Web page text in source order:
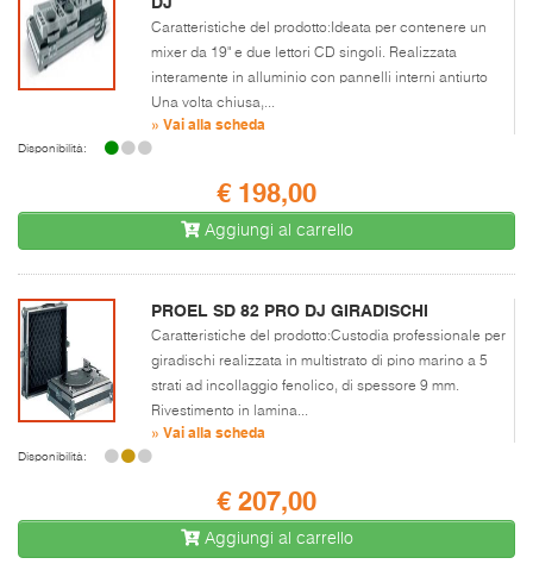
Caratteristiche del prodotto:Ideata per contenere un
mixer da 19" e due lettori CD singoli. Realizzata
interamente in alluminio con pannelli interni antiurto
Una volta chiusa,...
» Vai alla scheda
Disponibilità:
€ 198,00
Aggiungi al carrello
PROEL SD 82 PRO DJ GIRADISCHI
Caratteristiche del prodotto:Custodia professionale per
giradischi realizzata in multistrato di pino marino a 5
strati ad incollaggio fenolico, di spessore 9 mm.
Rivestimento in lamina...
» Vai alla scheda
Disponibilità:
€ 207,00
Aggiungi al carrello